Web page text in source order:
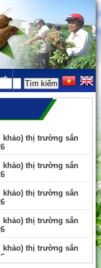
khảo) thị trường sắn
khảo) thị trường sắn
khảo) thị trường sắn
khảo) thị trường sắn
khảo) thị trường sắn